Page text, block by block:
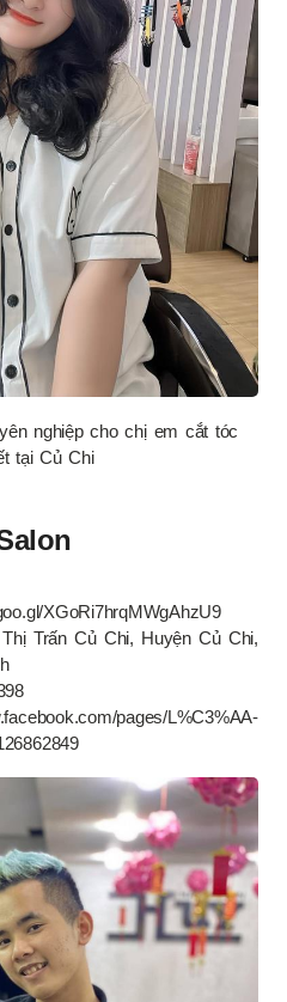
nghiệp cho chị em cắt tóc
tại Củ Chi
XGoRi7hrqMWgAhzU9
Trấn Củ Chi, Huyện Củ Chi,
pages/L%C3%AA-